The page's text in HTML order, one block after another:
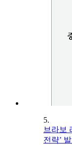
5.
브라보
전략’